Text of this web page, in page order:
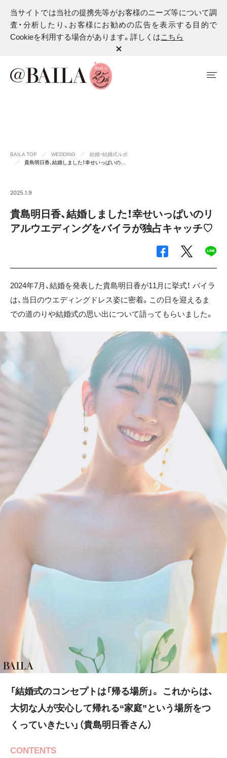
当サイトでは当社の提携先等がお客様のニーズ等について調
査・分析したり、お客様にお勧めの広告を表示する目的で
Cookieを利用する場合があります。詳しくはこちら
BAILA TOP WEDDING
結婚・結婚式ルポ
貴島明日香、結婚しました！幸せいっぱいの…
2025.1.9
貴島明日香、結婚しました！幸せいっぱいのリ
アルウエディングをバイラが独占キャッチ♡
2024年7月、結婚を発表した貴島明日香が11月に挙式！ バイラ
は、当日のウエディングドレス姿に密着。この日を迎えるま
での道のりや結婚式の思い出について語ってもらいました。
「結婚式のコンセプトは「帰る場所」。 これからは、
大切な人が安心して帰れる“家庭”という場所をつ
くっていきたい」（貴島明日香さん）
CONTENTS